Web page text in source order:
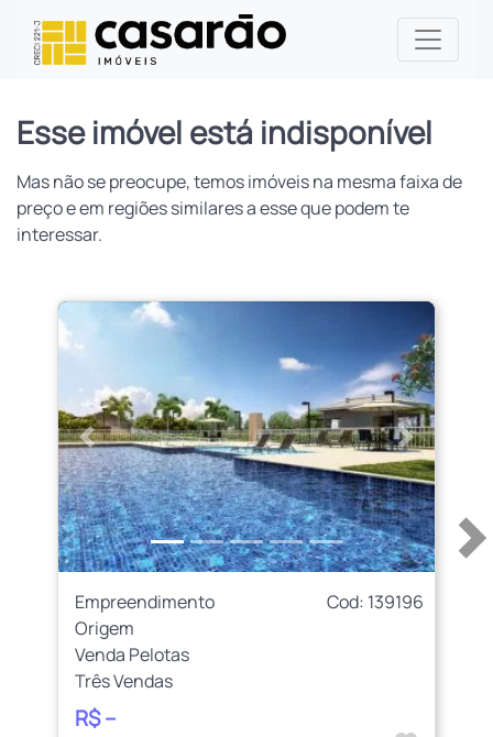
Esse imóvel está indisponível
Mas não se preocupe, temos imóveis na mesma faixa de
preço e em regiões similares a esse que podem te
interessar.
Anterior Próximo
Empreendimento
Cod: 139196
Origem
Venda Pelotas
Três Vendas
R$ --